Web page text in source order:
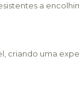
a
criando uma